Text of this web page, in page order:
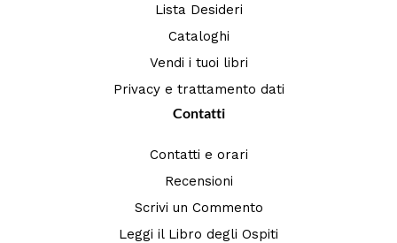
Lista Desideri
Cataloghi
Vendi i tuoi libri
Privacy e trattamento dati
Contatti
Contatti e orari
Recensioni
Scrivi un Commento
Leggi il Libro degli Ospiti